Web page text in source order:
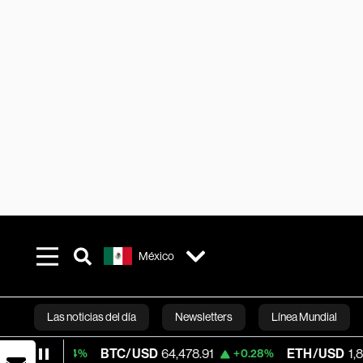
México
Las noticias del día Newsletters Línea Mundial
Bloomberg
BTC/USD 64,478.91 +0.28% ETH/USD 1,875.898